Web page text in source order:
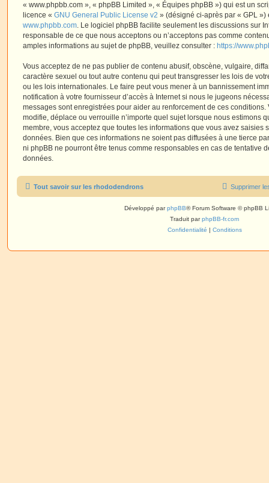
« www.phpbb.com », « phpBB Limited », « Équipes phpBB ») qui est un
licence « GNU General Public License v2 » (désigné ci-après par « GPL
www.phpbb.com. Le logiciel phpBB facilite seulement les discussions sur
responsable de ce que nous acceptons ou n’acceptons pas comme
amples informations au sujet de phpBB, veuillez consulter : https://
Vous acceptez de ne pas publier de contenu abusif, obscène, vulgaire,
caractère sexuel ou tout autre contenu qui peut transgresser les lois de
ou les lois internationales. Le faire peut vous mener à un bannissement
notification à votre fournisseur d’accès à Internet si nous le jugeons
messages sont enregistrées pour aider au renforcement de ces
modifie, déplace ou verrouille n’importe quel sujet lorsque nous estimons
membre, vous acceptez que toutes les informations que vous avez saisies
données. Bien que ces informations ne soient pas diffusées à une tierce
ni phpBB ne pourront être tenus comme responsables en cas de tentative
données.
Tout savoir sur les rhododendrons Supprimer
Développé parphpBB® Forum Software © phpBB
Traduit parphpBB-fr.com
Confidentialité | Conditions